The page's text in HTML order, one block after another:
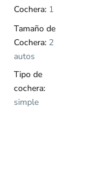
Cochera:1
Tamaño de
Cochera:2
autos
Tipo de
cochera:
simple